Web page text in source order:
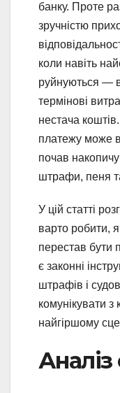
банку. Проте
зручністю
коли навіть
руйнуються —
термінові
нестача
платежу може
почав
штрафи, пеня
У цій статті
варто робити,
перестав бути
є законні
штрафів і
комунікувати
найгіршому
Аналіз